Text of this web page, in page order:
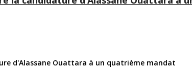
d'Alassane Ouattara à un quatrième mandat